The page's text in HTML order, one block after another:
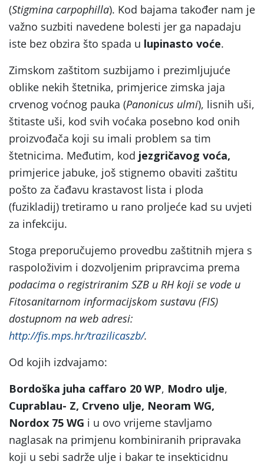
(Stigmina carpophilla). Kod bajama također nam je
važno suzbiti navedene bolesti jer ga napadaju
iste bez obzira što spada u lupinasto voće.
Zimskom zaštitom suzbijamo i prezimljujuće
oblike nekih štetnika, primjerice zimska jaja
crvenog voćnog pauka (Panonicus ulmi), lisnih uši,
štitaste uši, kod svih voćaka posebno kod onih
proizvođača koji su imali problem sa tim
štetnicima. Međutim, kod jezgričavog voća,
primjerice jabuke, još stignemo obaviti zaštitu
pošto za čađavu krastavost lista i ploda
(fuzikladij) tretiramo u rano proljeće kad su uvjeti
za infekciju.
Stoga preporučujemo provedbu zaštitnih mjera s
raspoloživim i dozvoljenim pripravcima prema
podacima o registriranim SZB u RH koji se vode u
Fitosanitarnom informacijskom sustavu (FIS)
dostupnom na web adresi:
http://fis.mps.hr/trazilicaszb/.
Od kojih izdvajamo:
Bordoška juha caffaro 20 WP, Modro ulje,
Cuprablau- Z, Crveno ulje, Neoram WG,
Nordox 75 WG i u ovo vrijeme stavljamo
naglasak na primjenu kombiniranih pripravaka
koji u sebi sadrže ulje i bakar te insekticidnu